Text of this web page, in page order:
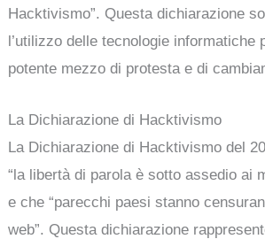
Hacktivismo”. Questa dichiarazione
l’utilizzo delle tecnologie informatiche
potente mezzo di protesta e di
La Dichiarazione di Hacktivismo
La Dichiarazione di Hacktivismo del
“la libertà di parola è sotto assedio ai
e che “parecchi paesi stanno
web”. Questa dichiarazione